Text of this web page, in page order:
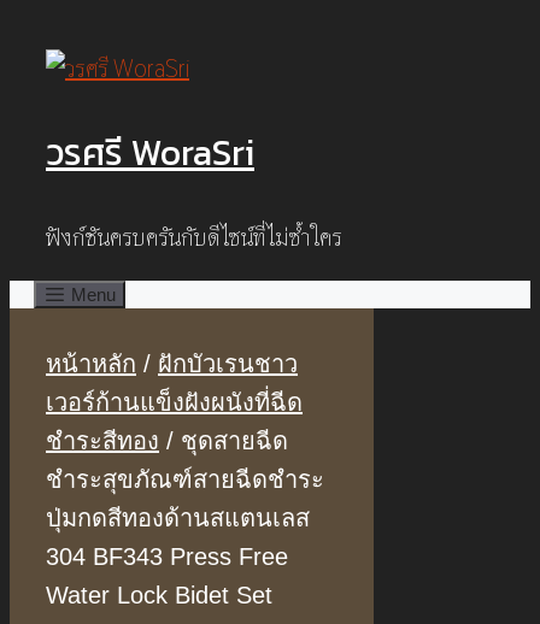
วรศรี WoraSri
ฟังก์ชันครบครันกับดีไซน์ที่ไม่ซ้ำใคร
Menu
หน้าหลัก / ฝักบัวเรนชาว
เวอร์ก้านแข็งฝังผนังที่ฉีด
ชำระสีทอง / ชุดสายฉีด
ชำระสุขภัณฑ์สายฉีดชำระ
ปุ่มกดสีทองด้านสแตนเลส
304 BF343 Press Free
Water Lock Bidet Set